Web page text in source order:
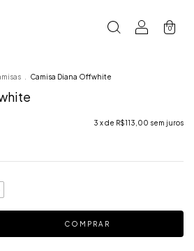
0
Camisa Diana Offwhite
3 x de R$113,00 sem juros